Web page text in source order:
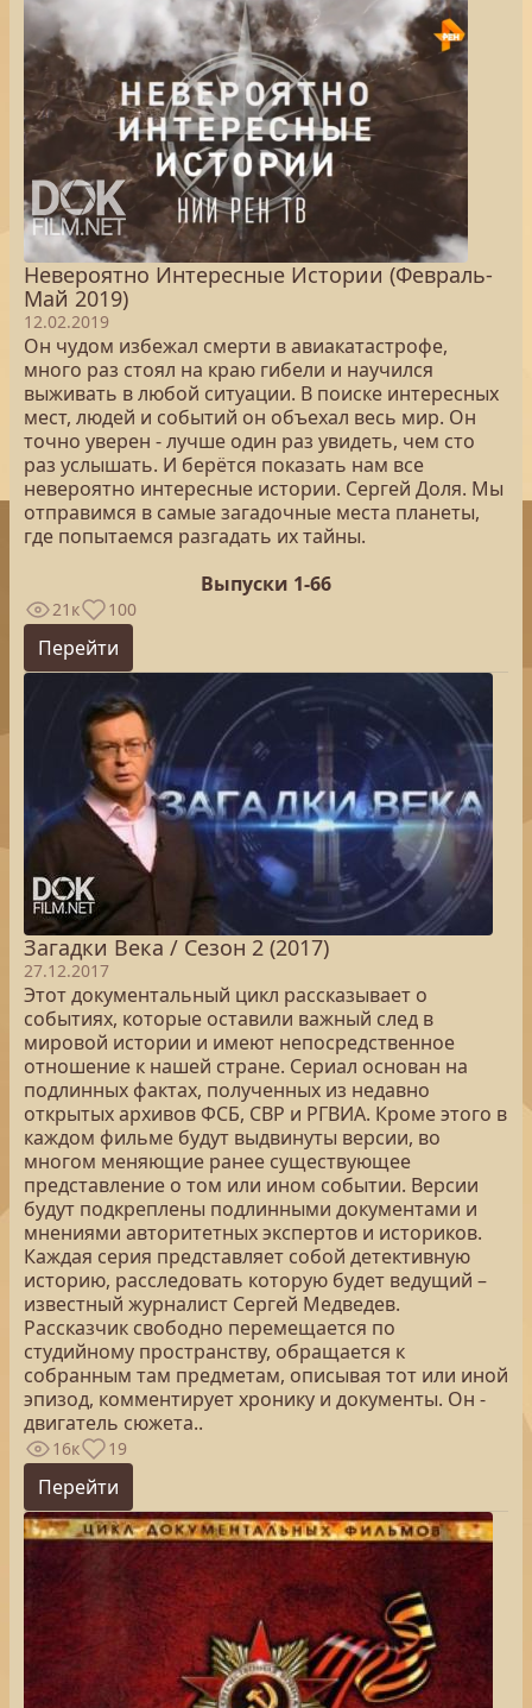
Невероятно Интересные Истории (Февраль-
Май 2019)
12.02.2019
Он чудом избежал смерти в авиакатастрофе,
много раз стоял на краю гибели и научился
выживать в любой ситуации. В поиске интересных
мест, людей и событий он объехал весь мир. Он
точно уверен - лучше один раз увидеть, чем сто
раз услышать. И берётся показать нам все
невероятно интересные истории. Сергей Доля. Мы
отправимся в самые загадочные места планеты,
где попытаемся разгадать их тайны.
Выпуски 1-66
21к 100
Перейти
Загадки Века / Сезон 2 (2017)
27.12.2017
Этот документальный цикл рассказывает о
событиях, которые оставили важный след в
мировой истории и имеют непосредственное
отношение к нашей стране. Сериал основан на
подлинных фактах, полученных из недавно
открытых архивов ФСБ, СВР и РГВИА. Кроме этого в
каждом фильме будут выдвинуты версии, во
многом меняющие ранее существующее
представление о том или ином событии. Версии
будут подкреплены подлинными документами и
мнениями авторитетных экспертов и историков.
Каждая серия представляет собой детективную
историю, расследовать которую будет ведущий –
известный журналист Сергей Медведев.
Рассказчик свободно перемещается по
студийному пространству, обращается к
собранным там предметам, описывая тот или иной
эпизод, комментирует хронику и документы. Он -
двигатель сюжета..
16к 19
Перейти